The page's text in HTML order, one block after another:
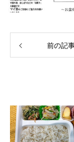
前の記